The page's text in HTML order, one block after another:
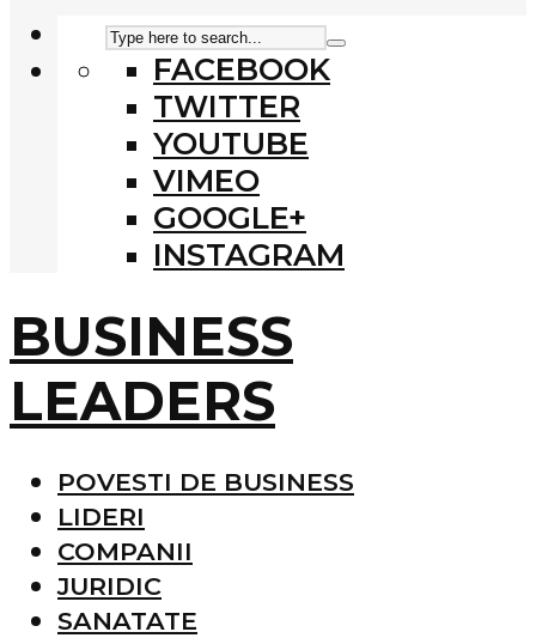
FACEBOOK
TWITTER
YOUTUBE
VIMEO
GOOGLE+
INSTAGRAM
BUSINESS
LEADERS
POVESTI DE BUSINESS
LIDERI
COMPANII
JURIDIC
SANATATE